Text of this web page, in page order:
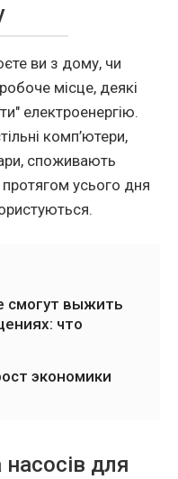
ви з дому, чи
місце, деякі
електроенергію.
комп’ютери,
споживають
усього дня
смогут выжить
что
экономики
для